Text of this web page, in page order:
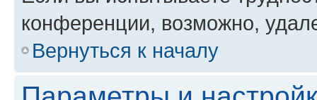
конференции, возможно,
Вернуться к началу